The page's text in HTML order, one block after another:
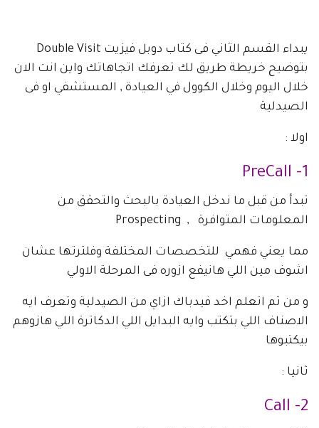
يبداء القسم الثاني فى كتاب دوبل فيزيت Double Visit
بتوضيح خريطة طريق لك تعرفك اتجاهاتك واين انت الان
خلال اليوم وخلال الكوول في العيادة , المستشفي او فى
الصيدلية
اولا :
1- PreCall
تبدأ من قبل ما ندخل العيادة بالبحث والتحقق من
المعلومات المتوافرة , Prospecting
مما يعني فهمي للتخصصات المختلفة وفلترتها عشان
اشوف مين اللي هانيفع ازوره فى المرحلة الاولي
و من ثم اتعلم اخد فيدباك ازاي من الصيدلية وتعرف ايه
الاصناف اللي بتكتب وايه البدايل اللي الدكاترة اللي هازوهم
بيكتبوها
ثانيا :
2- Call